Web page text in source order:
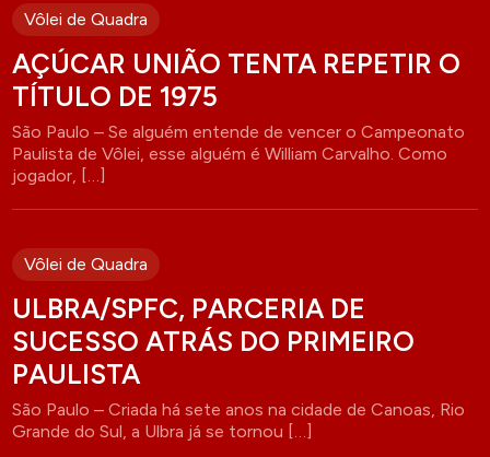
Vôlei de Quadra
AÇÚCAR UNIÃO TENTA REPETIR O
TÍTULO DE 1975
São Paulo – Se alguém entende de vencer o Campeonato
Paulista de Vôlei, esse alguém é William Carvalho. Como
jogador, […]
Vôlei de Quadra
ULBRA/SPFC, PARCERIA DE
SUCESSO ATRÁS DO PRIMEIRO
PAULISTA
São Paulo – Criada há sete anos na cidade de Canoas, Rio
Grande do Sul, a Ulbra já se tornou […]